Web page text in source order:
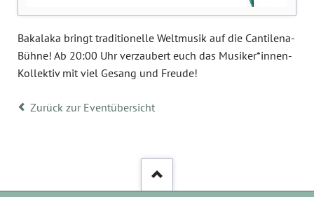
Bakalaka bringt traditionelle Weltmusik auf die Cantilena-
Bühne! Ab 20:00 Uhr verzaubert euch das Musiker*innen-
Kollektiv mit viel Gesang und Freude!
Zurück zur Eventübersicht